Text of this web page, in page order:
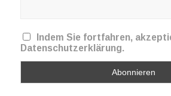
Indem Sie fortfahren,
Datenschutzerklärung.